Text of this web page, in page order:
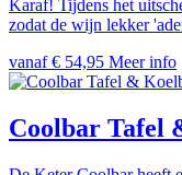
Karaf! Tijdens het
zodat de wijn lekker
vanaf € 54,95 Meer info
Coolbar Tafel